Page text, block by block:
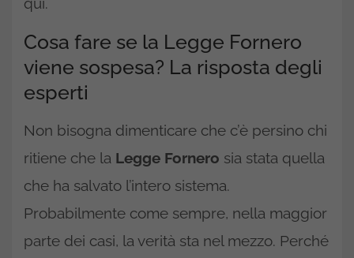
Cosa fare se la Legge Fornero
viene sospesa? La risposta degli
esperti
Non bisogna dimenticare che c’è persino chi
ritiene che la Legge Fornero sia stata quella
che ha salvato l’intero sistema.
Probabilmente come sempre, nella maggior
parte dei casi, la verità sta nel mezzo. Perché